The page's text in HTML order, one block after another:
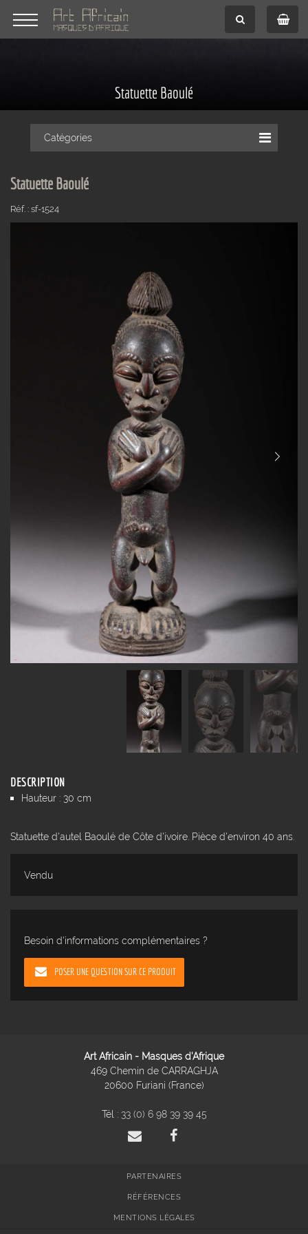
Statuette Baoulé
Catégories
Statuette Baoulé
Réf. : sf-1524
DESCRIPTION
Hauteur : 30 cm
Statuette d'autel Baoulé de Côte d'ivoire. Pièce d'environ 40 ans.
Vendu
Besoin d'informations complémentaires ?
POSER UNE QUESTION SUR CE PRODUIT
Art Africain - Masques d'Afrique
469 Chemin de CARRAGHJA
20600 Furiani (France)
Tél : 33 (0) 6 98 39 39 45
PARTENAIRES
RÉFÉRENCES
MENTIONS LÉGALES